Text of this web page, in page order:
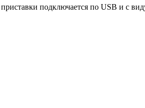
подключается по USB и с